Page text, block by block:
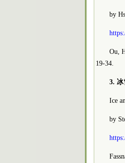
by
Ou,
19-34.
3.
Ice
by